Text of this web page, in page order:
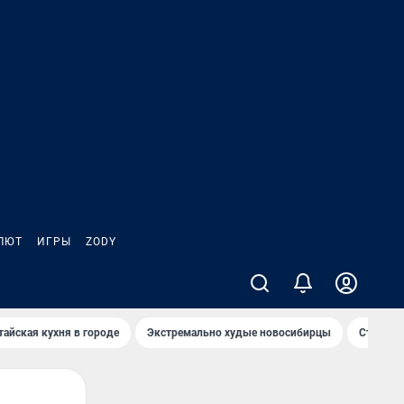
ИГРЫ ZODY
кухня в городе Экстремально худые новосибирцы Старт